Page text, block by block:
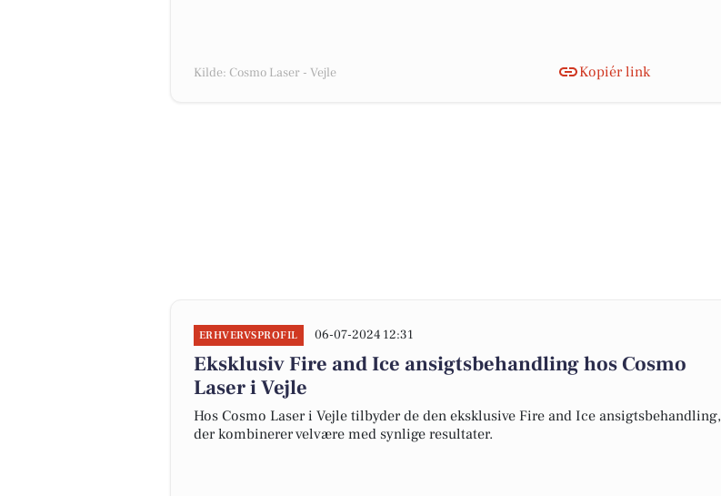
Kilde: Cosmo Laser - Vejle Kopiér link
ERHVERVSPROFIL 06-07-2024 12:31
Eksklusiv Fire and Ice ansigtsbehandling hos Cosmo
Laser i Vejle
Hos Cosmo Laser i Vejle tilbyder de den eksklusive Fire and Ice ansigtsbehandling,
der kombinerer velvære med synlige resultater.